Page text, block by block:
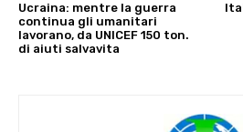
Ucraina: mentre la guerra
continua gli umanitari
lavorano, da UNICEF 150 ton.
di aiuti salvavita